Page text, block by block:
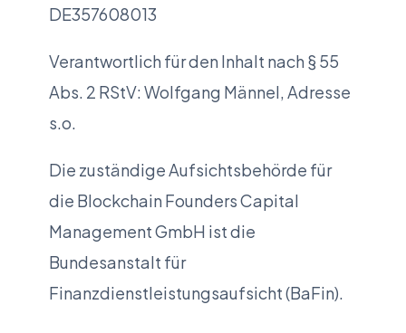
DE357608013
Verantwortlich für den Inhalt nach § 55
Abs. 2 RStV: Wolfgang Männel, Adresse
s.o.
Die zuständige Aufsichtsbehörde für
die Blockchain Founders Capital
Management GmbH ist die
Bundesanstalt für
Finanzdienstleistungsaufsicht (BaFin).